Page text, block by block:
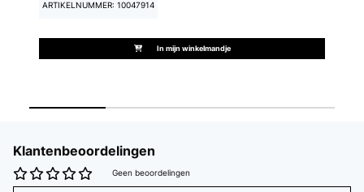
ARTIKELNUMMER: 10047914
In mijn winkelmandje
Klantenbeoordelingen
Geen beoordelingen